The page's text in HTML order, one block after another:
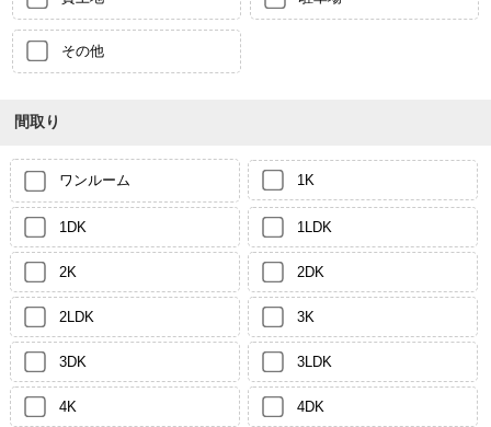
その他
間取り
ワンルーム 1K
1DK 1LDK
2K 2DK
2LDK 3K
3DK 3LDK
4K 4DK